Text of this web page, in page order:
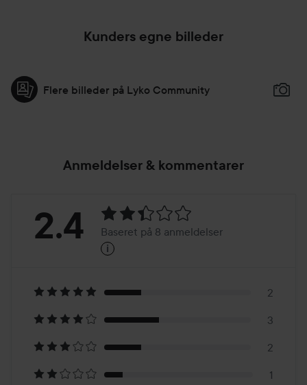
Kunders egne billeder
Flere billeder på Lyko Community
Anmeldelser & kommentarer
Bedømmelse:
Baseret
på
8
2.4 Baseret på 8 anmeldelser
i
2
3
2
1